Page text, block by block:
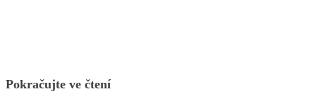
Pokračujte ve čtení